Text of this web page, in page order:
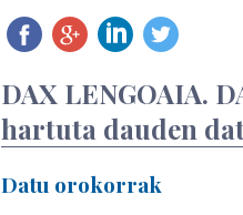
DAX LENGOAIA.
hartuta dauden
Datu orokorrak